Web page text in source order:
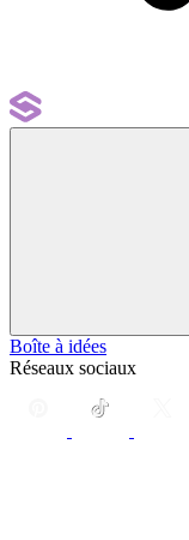
Boîte à idées
Réseaux sociaux